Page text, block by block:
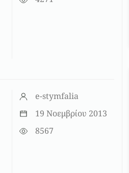
e-stymfalia
19 Νοεμβρίου 2013
8567